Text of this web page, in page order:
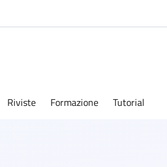
Riviste Formazione Tutorial